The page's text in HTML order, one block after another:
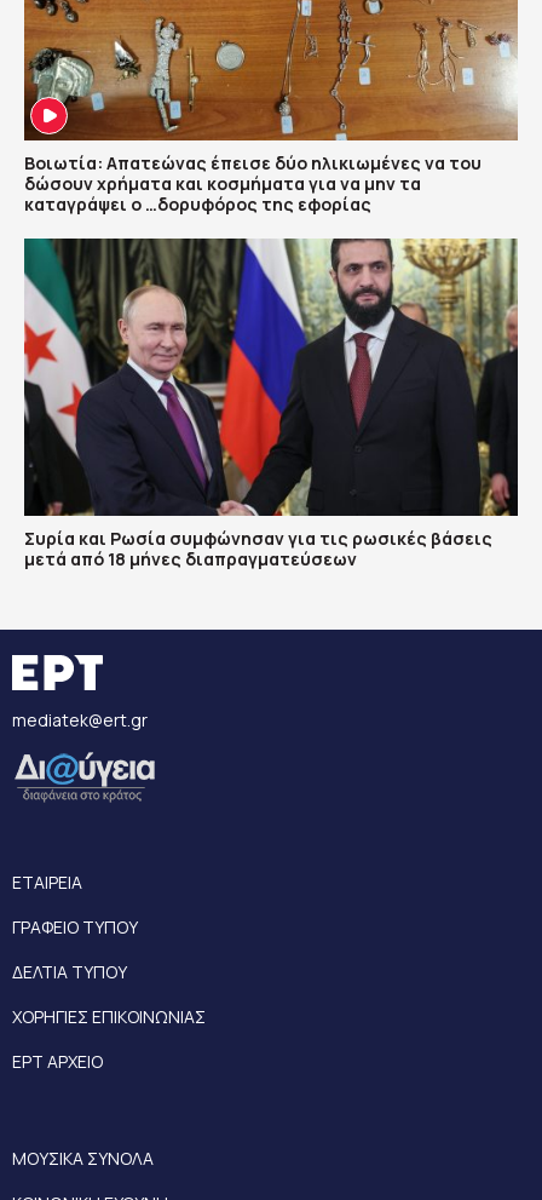
Βοιωτία: Απατεώνας έπεισε δύο ηλικιωμένες να του
δώσουν χρήματα και κοσμήματα για να μην τα
καταγράψει ο …δορυφόρος της εφορίας
Συρία και Ρωσία συμφώνησαν για τις ρωσικές βάσεις
μετά από 18 μήνες διαπραγματεύσεων
mediatek@ert.gr
ΕΤΑΙΡΕΙΑ
ΓΡΑΦΕΙΟ ΤΥΠΟΥ
ΔΕΛΤΙΑ ΤΥΠΟΥ
ΧΟΡΗΓΙΕΣ ΕΠΙΚΟΙΝΩΝΙΑΣ
ΕΡΤ ΑΡΧΕΙΟ
ΜΟΥΣΙΚΑ ΣΥΝΟΛΑ